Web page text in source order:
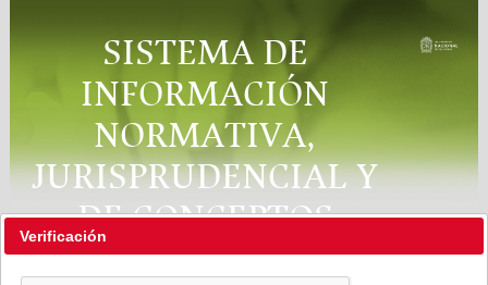
SISTEMA DE
INFORMACIÓN
NORMATIVA,
JURISPRUDENCIAL Y
DE CONCEPTOS
"RÉGIMEN LEGAL"
Verificación